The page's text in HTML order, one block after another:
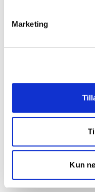
Marketing
Kun